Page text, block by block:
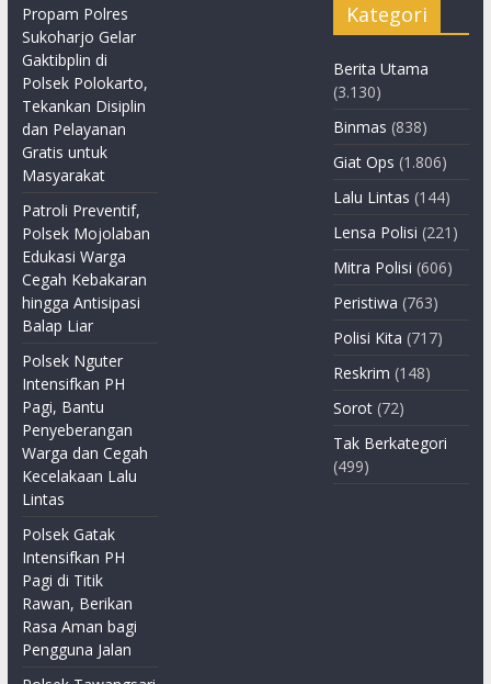
Propam Polres
Sukoharjo Gelar
Gaktibplin di
Polsek Polokarto,
Tekankan Disiplin
dan Pelayanan
Gratis untuk
Masyarakat
Patroli Preventif,
Polsek Mojolaban
Edukasi Warga
Cegah Kebakaran
hingga Antisipasi
Balap Liar
Polsek Nguter
Intensifkan PH
Pagi, Bantu
Penyeberangan
Warga dan Cegah
Kecelakaan Lalu
Lintas
Polsek Gatak
Intensifkan PH
Pagi di Titik
Rawan, Berikan
Rasa Aman bagi
Pengguna Jalan
Kategori
Berita Utama
(3.130)
Binmas (838)
Giat Ops (1.806)
Lalu Lintas (144)
Lensa Polisi (221)
Mitra Polisi (606)
Peristiwa (763)
Polisi Kita (717)
Reskrim (148)
Sorot (72)
Tak Berkategori
(499)